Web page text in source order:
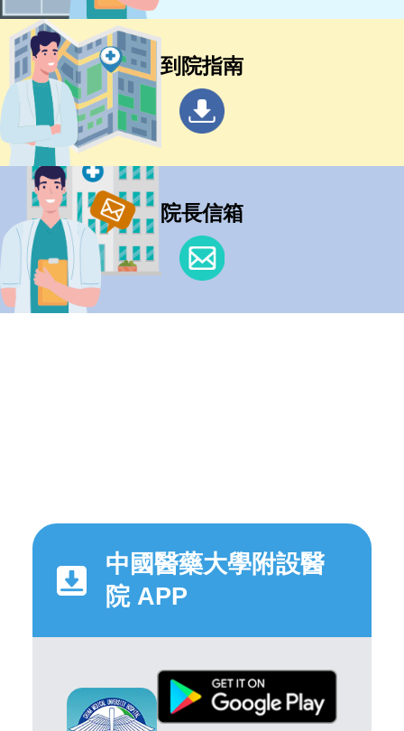
到院指南
院長信箱
中國醫藥大學附設醫
院 APP